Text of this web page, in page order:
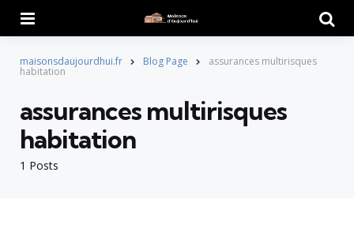
maisonsdaujourdhui.fr Blog Page assurances multirisques
habitation
1 Posts
assurances multirisques
habitation